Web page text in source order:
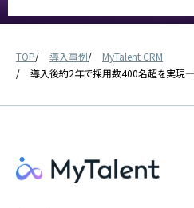
TOP 導入事例
MyTalent CRM
導入後約2年で採用数400名超を実現―